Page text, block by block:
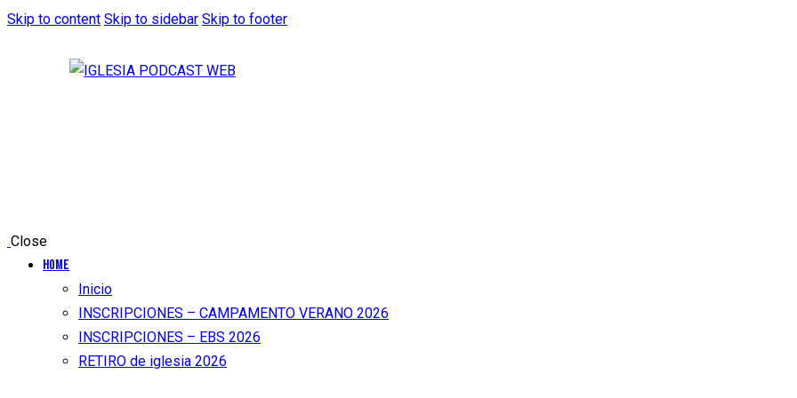
Skip to content Skip to sidebar Skip to footer
Close
Home
Inicio
INSCRIPCIONES – CAMPAMENTO VERANO 2026
INSCRIPCIONES – EBS 2026
RETIRO de iglesia 2026